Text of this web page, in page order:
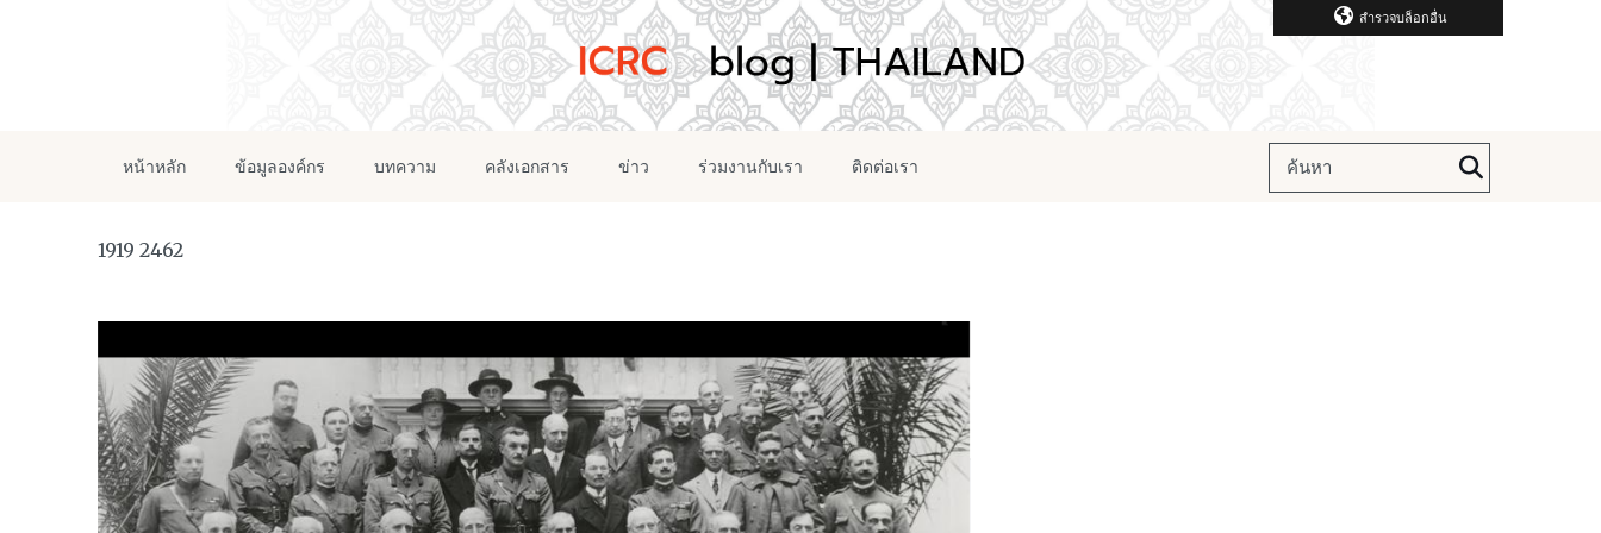
สำรวจบล็อกอื่น
หน้าหลัก ข้อมูลองค์กร บทความ คลังเอกสาร ข่าว ร่วมงานกับเรา ติดต่อเรา
1919 2462